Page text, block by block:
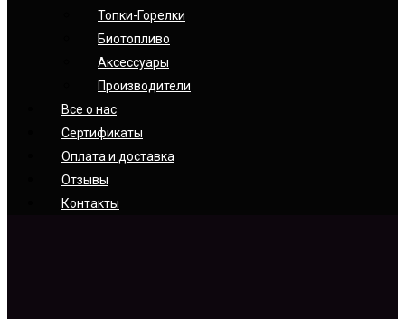
Топки-Горелки
Биотопливо
Аксессуары
Производители
Все о нас
Сертификаты
Оплата и доставка
Отзывы
Контакты